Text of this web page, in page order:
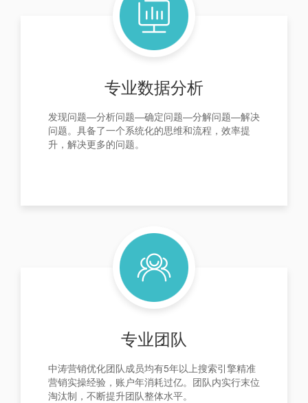
专业数据分析
发现问题—分析问题—确定问题—分解问题—解决
问题。具备了一个系统化的思维和流程，效率提
升，解决更多的问题。
专业团队
中涛营销优化团队成员均有5年以上搜索引擎精准
营销实操经验，账户年消耗过亿。团队内实行末位
淘汰制，不断提升团队整体水平。